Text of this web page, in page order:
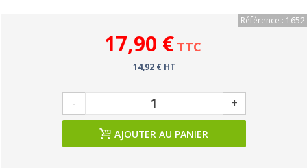
Référence : 1652
17,90 € TTC
14,92 € HT
- +
AJOUTER AU PANIER